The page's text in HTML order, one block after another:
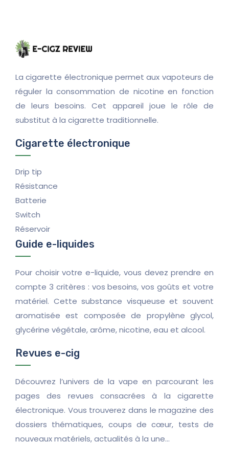
La cigarette électronique permet aux vapoteurs de
réguler la consommation de nicotine en fonction
de leurs besoins. Cet appareil joue le rôle de
substitut à la cigarette traditionnelle.
Cigarette électronique
Drip tip
Résistance
Batterie
Switch
Réservoir
Guide e-liquides
Pour choisir votre e-liquide, vous devez prendre en
compte 3 critères : vos besoins, vos goûts et votre
matériel. Cette substance visqueuse et souvent
aromatisée est composée de propylène glycol,
glycérine végétale, arôme, nicotine, eau et alcool.
Revues e-cig
Découvrez l’univers de la vape en parcourant les
pages des revues consacrées à la cigarette
électronique. Vous trouverez dans le magazine des
dossiers thématiques, coups de cœur, tests de
nouveaux matériels, actualités à la une…